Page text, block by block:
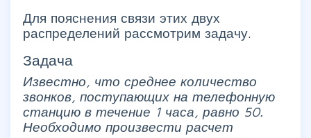
Для пояснения связи этих двух
распределений рассмотрим задачу.
Задача
Известно, что среднее количество
звонков, поступающих на телефонную
станцию в течение 1 часа, равно 50.
Необходимо произвести расчет